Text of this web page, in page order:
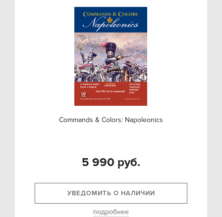
Commands & Colors: Napoleonics
5 990 руб.
УВЕДОМИТЬ О НАЛИЧИИ
подробнее